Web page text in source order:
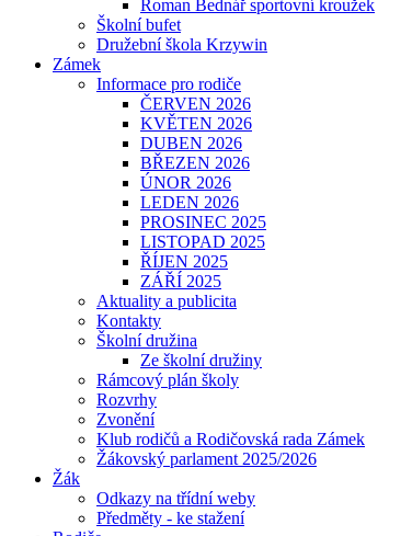
Roman Bednář sportovní kroužek
Školní bufet
Družební škola Krzywin
Zámek
Informace pro rodiče
ČERVEN 2026
KVĚTEN 2026
DUBEN 2026
BŘEZEN 2026
ÚNOR 2026
LEDEN 2026
PROSINEC 2025
LISTOPAD 2025
ŘÍJEN 2025
ZÁŘÍ 2025
Aktuality a publicita
Kontakty
Školní družina
Ze školní družiny
Rámcový plán školy
Rozvrhy
Zvonění
Klub rodičů a Rodičovská rada Zámek
Žákovský parlament 2025/2026
Žák
Odkazy na třídní weby
Předměty - ke stažení